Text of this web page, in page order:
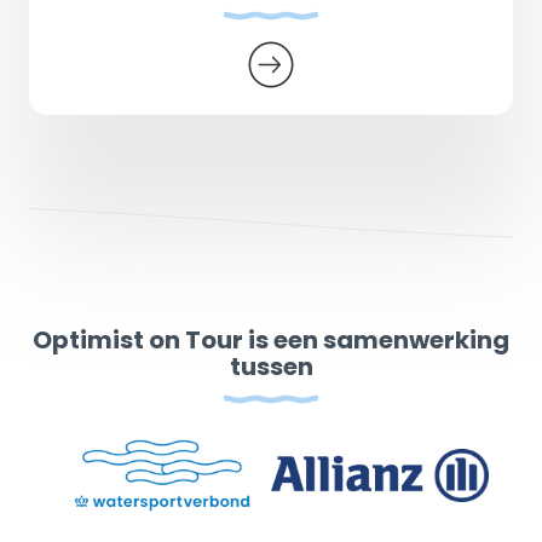
Optimist on Tour is een samenwerking
tussen